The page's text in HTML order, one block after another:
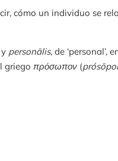
cómo un individuo se
y personālis, de ‘personal’,
griego πρόσωπον (